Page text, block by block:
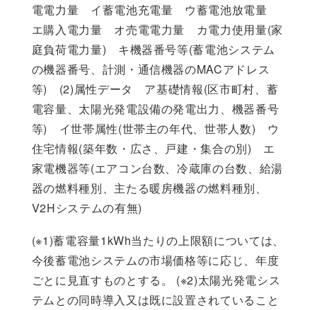
電電力量 イ蓄電池充電量 ウ蓄電池放電量
エ購入電力量 オ売電電力量 カ電力使用量(家
庭負荷電力量) キ機器番号等(蓄電池システム
の機器番号、計測・通信機器のMACアドレス
等) (2)属性データ ア基礎情報(区市町村、蓄
電容量、太陽光発電設備の発電出力、機器番号
等) イ世帯属性(世帯主の年代、世帯人数) ウ
住宅情報(築年数・広さ、戸建・集合の別) エ
家電機器等(エアコン台数、冷蔵庫の台数、給湯
器の燃料種別、主たる暖房機器の燃料種別、
V2Hシステムの有無)
(※1)蓄電容量1kWh当たりの上限額については、
今後蓄電池システムの市場価格等に応じ、年度
ごとに見直すものとする。 (※2)太陽光発電シス
テムとの同時導入又は既に設置されていること